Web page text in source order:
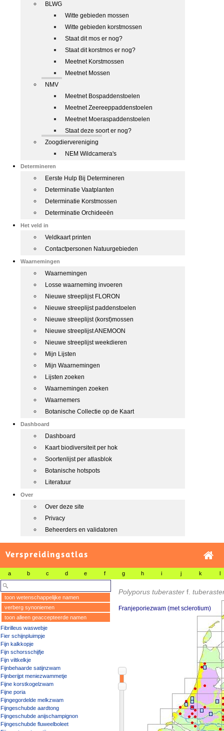
BLWG
Witte gebieden mossen
Witte gebieden korstmossen
Staat dit mos er nog?
Staat dit korstmos er nog?
Meetnet Korstmossen
Meetnet Mossen
NMV
Meetnet Bospaddenstoelen
Meetnet Zeereeppaddenstoelen
Meetnet Moeraspaddenstoelen
Staat deze soort er nog?
Zoogdiervereniging
NEM Wildcamera's
Determineren
Eerste Hulp Bij Determineren
Determinatie Vaatplanten
Determinatie Korstmossen
Determinatie Orchideeën
Het veld in
Veldkaart printen
Contactpersonen Natuurgebieden
Waarnemingen
Waarnemingen
Losse waarneming invoeren
Nieuwe streeplijst FLORON
Nieuwe streeplijst paddenstoelen
Nieuwe streeplijst (korst)mossen
Nieuwe streeplijst ANEMOON
Nieuwe streeplijst weekdieren
Mijn Lijsten
Mijn Waarnemingen
Lijsten zoeken
Waarnemingen zoeken
Waarnemers
Botanische Collectie op de Kaart
Dashboard
Dashboard
Kaart biodiversiteit per hok
Soortenlijst per atlasblok
Botanische hotspots
Literatuur
Over
Over deze site
Privacy
Beheerders en validatoren
Verspreidingsatlas
a b c d e f g h i j k l
toon wetenschappelijke namen
verberg synoniemen
toon alleen geaccepteerde namen
Fibrilleus waswebje
Fier schijnpluimpje
Fijn kalkkopje
Fijn schorsschijfje
Fijn viltkelkje
Fijnbehaarde satijnzwam
Fijnberijpt meniezwammetje
Fijne korstkogelzwam
Fijne poria
Fijngegordelde melkzwam
Fijngeschubde aardtong
Fijngeschubde anijschampignon
Fijngeschubde fluweelboleet
Polyporus tuberaster f.
Franjeporiezwam (met sclerotium)